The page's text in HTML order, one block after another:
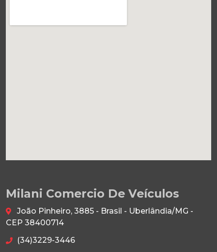
Milani Comercio De Veículos
João Pinheiro, 3885 - Brasil - Uberlândia/MG -
CEP 38400714
(34)3229-3446